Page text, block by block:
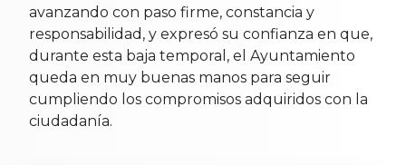
avanzando con paso firme, constancia y
responsabilidad, y expresó su confianza en que,
durante esta baja temporal, el Ayuntamiento
queda en muy buenas manos para seguir
cumpliendo los compromisos adquiridos con la
ciudadanía.